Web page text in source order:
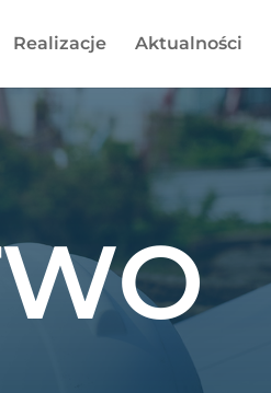
Realizacje Aktualności